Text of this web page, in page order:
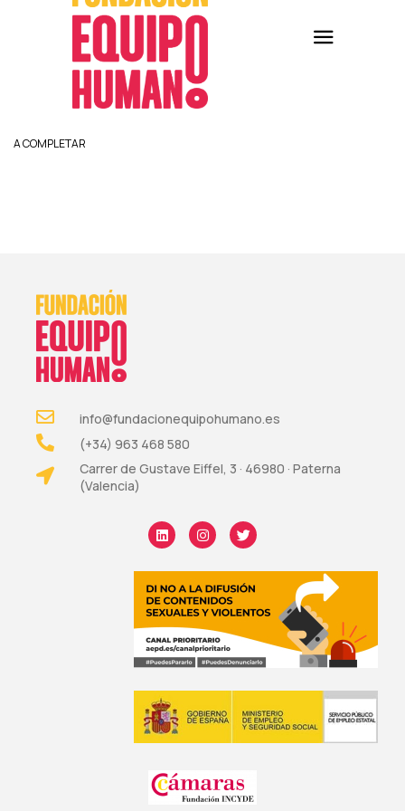
A COMPLETAR
info@fundacionequipohumano.es
(+34) 963 468 580
Carrer de Gustave Eiffel, 3 · 46980 · Paterna
(Valencia)